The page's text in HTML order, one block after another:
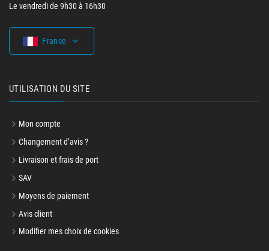
Le vendredi de 9h30 à 16h30
France
UTILISATION DU SITE
Mon compte
Changement d’avis ?
Livraison et frais de port
SAV
Moyens de paiement
Avis client
Modifier mes choix de cookies